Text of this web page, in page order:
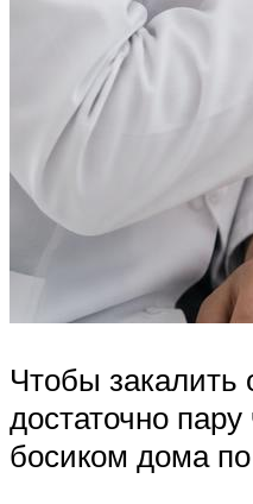
Чтобы закалить
достаточно
босиком дома